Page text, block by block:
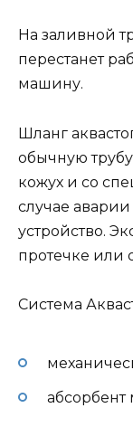
На заливной
перестанет
машину.
Шланг
обычную
кожух и со
случае
устройство.
протечке или
Система
абсорбент